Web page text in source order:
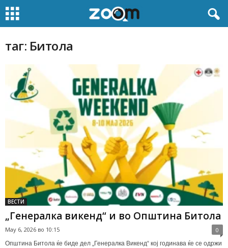
таг: Битола
ВЕСТИ
„Генералка викенд“ и во Општина Битола
May 6, 2026 во 10:15 0
Општина Битола ќе биде дел „Генералка Викенд“ кој годинава ќе се одржи